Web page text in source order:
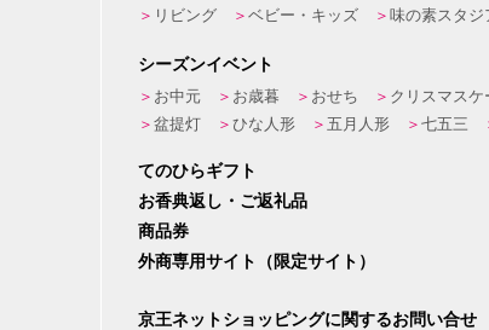
リビング
ベビー・キッズ 味の素スタ
シーズンイベント
お中元 お歳暮 おせち クリスマスケ
盆提灯
ひな人形 五月人形 七五三
てのひらギフト
お香典返し・ご返礼品
商品券
外商専用サイト（限定サイト）
京王ネットショッピングに関するお問い合せ